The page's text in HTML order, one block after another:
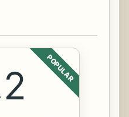
POPULAR